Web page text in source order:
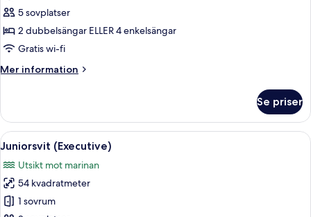
Room
(3+2)
5 sovplatser
2 dubbelsängar ELLER 4 enkelsängar
Gratis wi-fi
Mer information
Mer
Room
(3+2)
Se priser
Öppna
alla
foton
för
Juniorsvit
Sängtillbehör av högsta kvalitet och
9
Juniorsvit (Executive)
Utsikt mot marinan
54 kvadratmeter
1 sovrum